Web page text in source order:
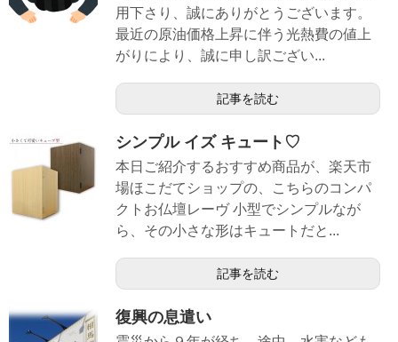
用下さり、誠にありがとうございます。
最近の原油価格上昇に伴う光熱費の値上
がりにより、誠に申し訳ござい...
記事を読む
シンプル イズ キュート♡
本日ご紹介するおすすめ商品が、楽天市
場ほこだてショップの、こちらのコンパ
クトお仏壇レーヴ 小型でシンプルなが
ら、その小さな形はキュートだと...
記事を読む
復興の息遣い